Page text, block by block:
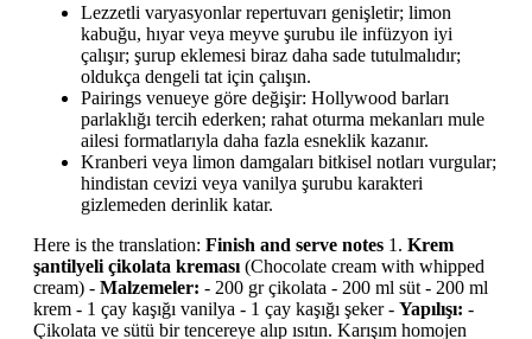
Lezzetli varyasyonlar repertuvarı genişletir; limon
kabuğu, hıyar veya meyve şurubu ile infüzyon iyi
çalışır; şurup eklemesi biraz daha sade tutulmalıdır;
oldukça dengeli tat için çalışın.
Pairings venueye göre değişir: Hollywood barları
parlaklığı tercih ederken; rahat oturma mekanları mule
ailesi formatlarıyla daha fazla esneklik kazanır.
Kranberi veya limon damgaları bitkisel notları vurgular;
hindistan cevizi veya vanilya şurubu karakteri
gizlemeden derinlik katar.
Here is the translation: Finish and serve notes 1. Krem
şantilyeli çikolata kreması (Chocolate cream with whipped
cream) - Malzemeler: - 200 gr çikolata - 200 ml süt - 200 ml
krem - 1 çay kaşığı vanilya - 1 çay kaşığı şeker - Yapılışı: -
Çikolata ve sütü bir tencereye alıp ısıtın. Karışım homojen